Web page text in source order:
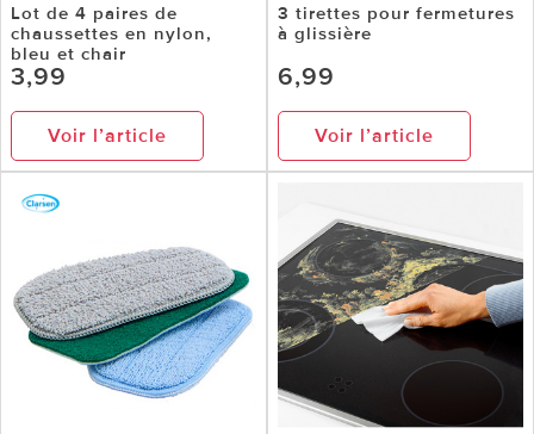
Lot de 4 paires de
chaussettes en nylon,
bleu et chair
3,99
Voir l’article
3 tirettes pour fermetures
à glissière
6,99
Voir l’article